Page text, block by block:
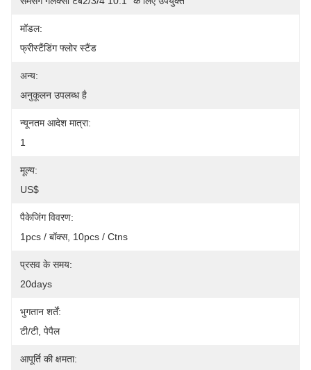
मॉडल:
फ्रीस्टैंडिंग फ्लोर स्टैंड
अन्य:
अनुकूलन उपलब्ध है
न्यूनतम आदेश मात्रा:
1
मूल्य:
US$
पैकेजिंग विवरण:
1pcs / बॉक्स, 10pcs / Ctns
प्रसव के समय:
20days
भुगतान शर्तें:
टी/टी, पेपैल
आपूर्ति की क्षमता: